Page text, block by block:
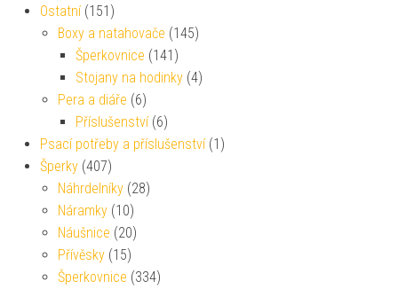
Ostatní (151)
Boxy a natahovače (145)
Šperkovnice (141)
Stojany na hodinky (4)
Pera a diáře (6)
Příslušenství (6)
Psací potřeby a příslušenství (1)
Šperky (407)
Náhrdelníky (28)
Náramky (10)
Náušnice (20)
Přívěsky (15)
Šperkovnice (334)